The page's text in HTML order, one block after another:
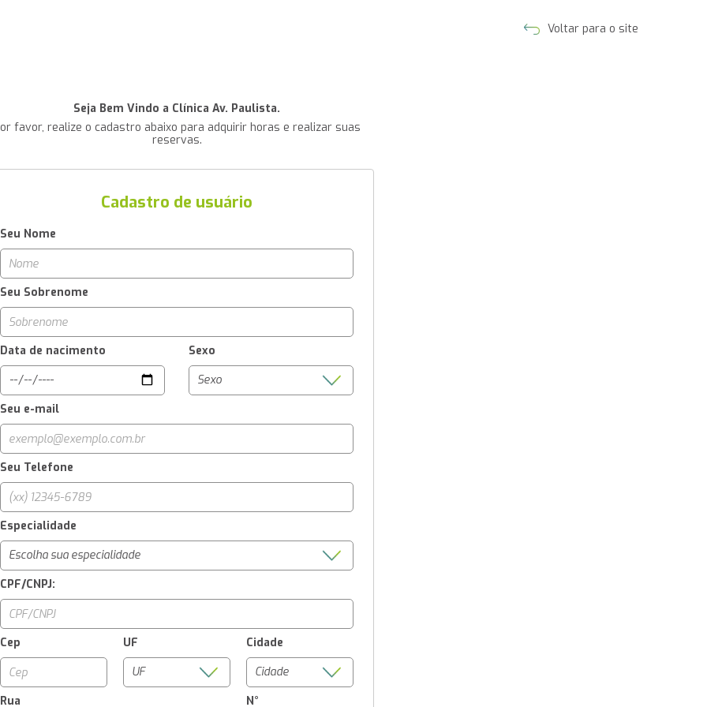
Voltar para o site
Seja Bem Vindo a Clínica Av. Paulista.
favor, realize o cadastro abaixo para adquirir horas e realizar suas
reservas.
Cadastro de usuário
Seu Nome
Seu Sobrenome
Data de nacimento Sexo
Seu e-mail
Seu Telefone
Especialidade
CPF/CNPJ:
Cep UF Cidade
Rua N°